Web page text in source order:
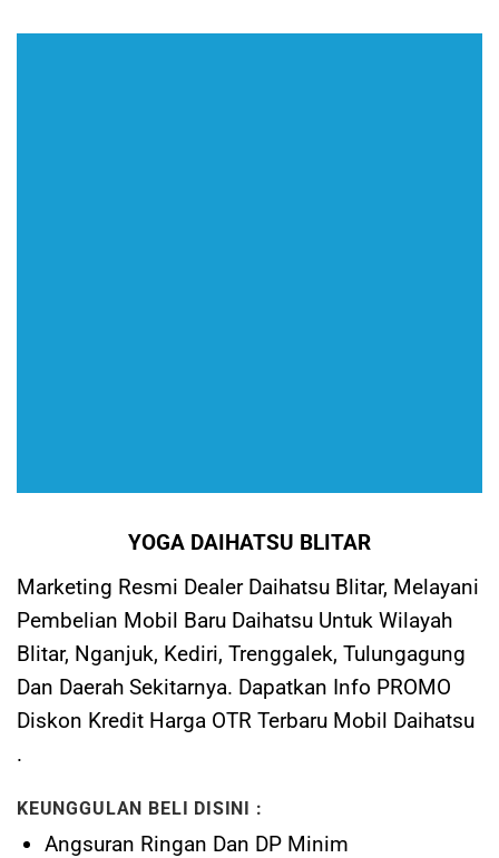
YOGA DAIHATSU BLITAR
Marketing Resmi Dealer Daihatsu Blitar, Melayani
Pembelian Mobil Baru Daihatsu Untuk Wilayah
Blitar, Nganjuk, Kediri, Trenggalek, Tulungagung
Dan Daerah Sekitarnya. Dapatkan Info PROMO
Diskon Kredit Harga OTR Terbaru Mobil Daihatsu
.
KEUNGGULAN BELI DISINI :
Angsuran Ringan Dan DP Minim